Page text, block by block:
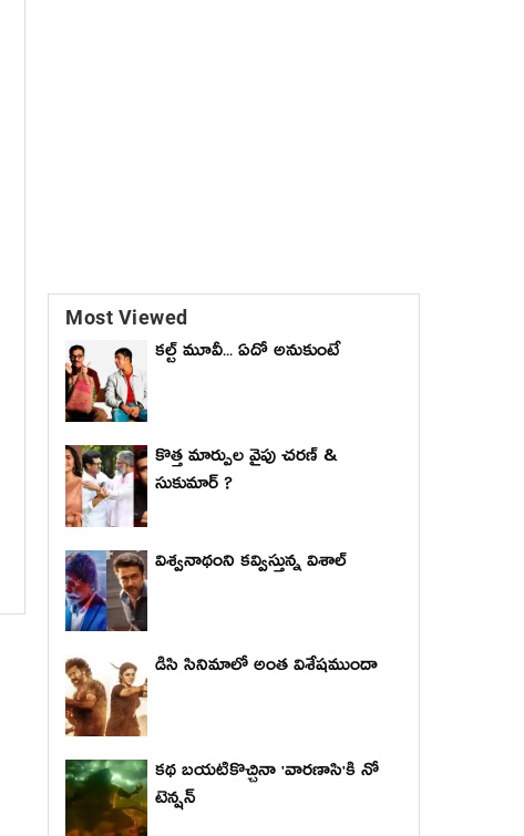
Most Viewed
కల్ట్ మూవీ... ఏదో అనుకుంటే
కొత్త మార్పుల వైపు చరణ్ &
సుకుమార్ ?
విశ్వనాథంని కవ్విస్తున్న విశాల్
డిసి సినిమాలో అంత విశేషముందా
కథ బయటికొచ్చినా 'వారణాసి'కి నో
టెన్షన్